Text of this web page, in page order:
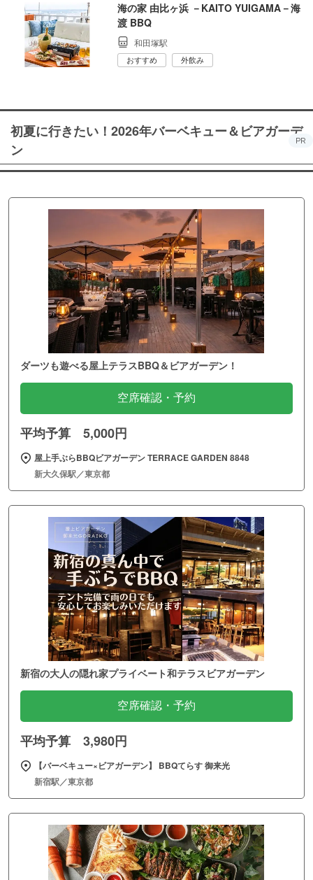
海の家 由比ヶ浜 －KAITO YUIGAMA－海
渡 BBQ
和田塚駅
おすすめ 外飲み
初夏に行きたい！2026年バーベキュー＆ビアガーデ
ン
PR
ダーツも遊べる屋上テラスBBQ＆ビアガーデン！
空席確認・予約
平均予算 5,000円
屋上手ぶらBBQビアガーデン TERRACE GARDEN 8848
新大久保駅／東京都
新宿の大人の隠れ家プライベート和テラスビアガーデン
空席確認・予約
平均予算 3,980円
【バーベキュー×ビアガーデン】 BBQてらす 御来光
新宿駅／東京都